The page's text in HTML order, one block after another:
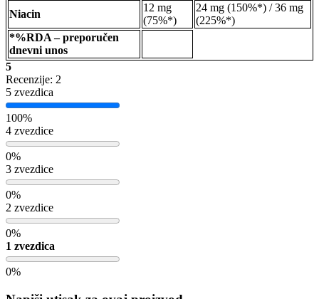
Niacin
12 mg
(75%*)
24 mg (150%*) / 36 mg
(225%*)
*%RDA – preporučen
dnevni unos
5
Recenzije: 2
5 zvezdica
100%
4 zvezdice
0%
3 zvezdice
0%
2 zvezdice
0%
1 zvezdica
0%